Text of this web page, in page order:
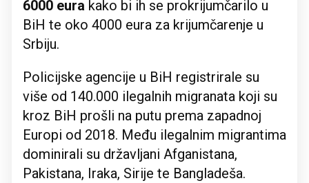
6000 eura kako bi ih se prokrijumčarilo u
BiH te oko 4000 eura za krijumčarenje u
Srbiju.
Policijske agencije u BiH registrirale su
više od 140.000 ilegalnih migranata koji su
kroz BiH prošli na putu prema zapadnoj
Europi od 2018. Među ilegalnim migrantima
dominirali su državljani Afganistana,
Pakistana, Iraka, Sirije te Bangladeša.